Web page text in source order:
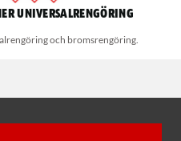
universalrengöring
och bromsrengöring.